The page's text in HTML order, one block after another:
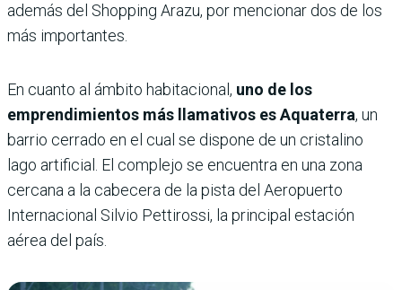
además del Shopping Arazu, por mencionar dos de los
más importantes.
En cuanto al ámbito habitacional, uno de los
emprendimientos más llamativos es Aquaterra, un
barrio cerrado en el cual se dispone de un cristalino
lago artificial. El complejo se encuentra en una zona
cercana a la cabecera de la pista del Aeropuerto
Internacional Silvio Pettirossi, la principal estación
aérea del país.